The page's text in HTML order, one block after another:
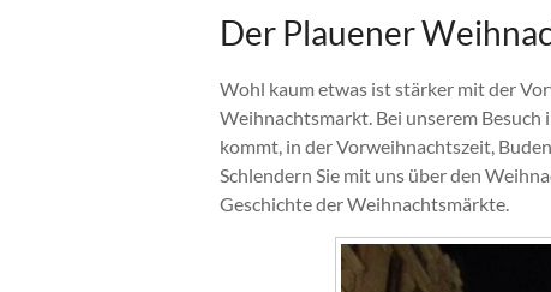
Der Plauener
Wohl kaum etwas ist stärker mit der
Weihnachtsmarkt. Bei unserem Besuch
kommt, in der Vorweihnachtszeit,
Schlendern Sie mit uns über den
Geschichte der Weihnachtsmärkte.